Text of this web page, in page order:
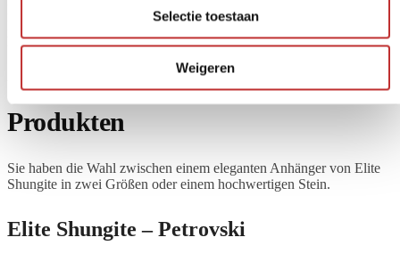
Selectie toestaan
Weigeren
Lassen Sie sich dabei von Elite Shungite unterstützen. Das C60-
Molekül neutralisiert alles, was nicht zum Original gehört, und
hinterlässt Reinheit, Liebe und Frieden.
Unser Sortiment an Elite-Shungit-
Produkten
Sie haben die Wahl zwischen einem eleganten Anhänger von Elite
Shungite in zwei Größen oder einem hochwertigen Stein.
Elite Shungite – Petrovski